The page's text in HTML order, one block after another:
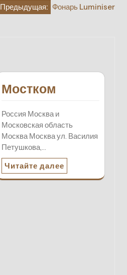
Предыдущая: Фонарь Luminiser
Мостком
Россия Москва и
Московская область
Москва Москва ул. Василия
Петушкова,…
Читайте далее